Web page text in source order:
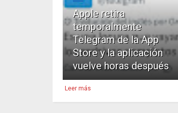
Apple retira
temporalmente
Telegram de la App
Store y la aplicación
vuelve horas después
Leer más